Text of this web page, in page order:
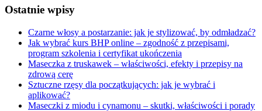
Ostatnie wpisy
Czarne włosy a postarzanie: jak je stylizować, by odmładzać?
Jak wybrać kurs BHP online – zgodność z przepisami,
program szkolenia i certyfikat ukończenia
Maseczka z truskawek – właściwości, efekty i przepisy na
zdrową cerę
Sztuczne rzęsy dla początkujących: jak je wybrać i
aplikować?
Maseczki z miodu i cynamonu – skutki, właściwości i porady